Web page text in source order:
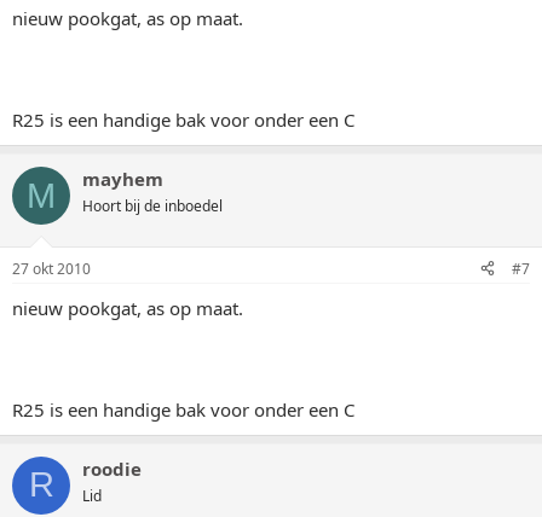
nieuw pookgat, as op maat.
R25 is een handige bak voor onder een C
M mayhem
Hoort bij de inboedel
27 okt 2010 #7
nieuw pookgat, as op maat.
R25 is een handige bak voor onder een C
R roodie
Lid